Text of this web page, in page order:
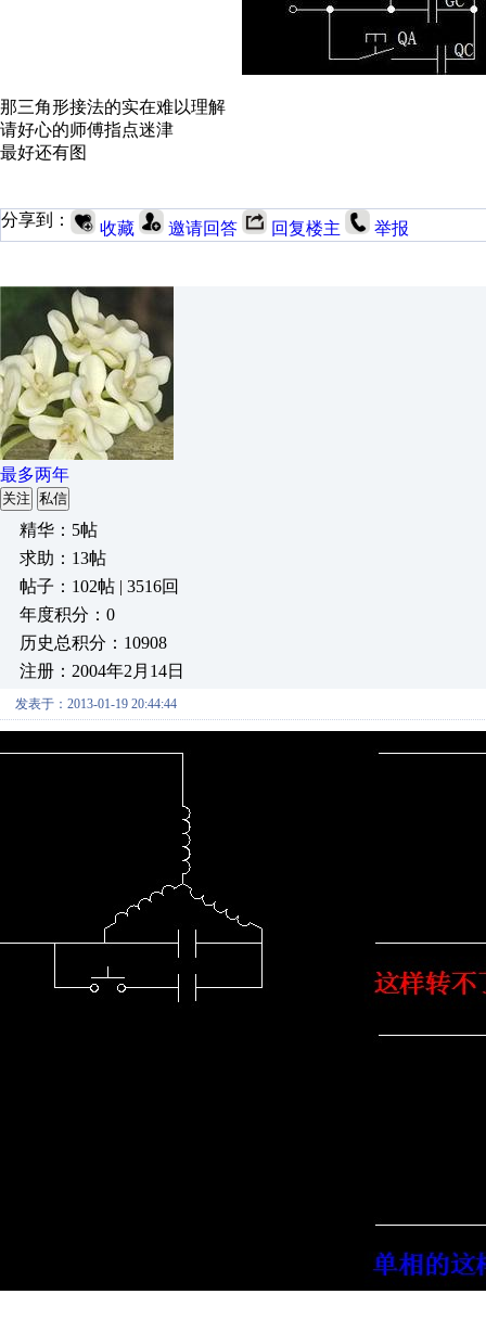
那三角形接法的实在难以理解
请好心的师傅指点迷津
最好还有图
分享到： 收藏 邀请回答 回复楼主 举报
最多两年
关注 私信
精华：5帖
求助：13帖
帖子：102帖 | 3516回
年度积分：0
历史总积分：10908
注册：2004年2月14日
发表于：2013-01-19 20:44:44